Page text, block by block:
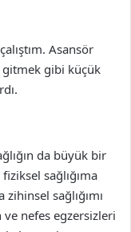
Asansör
gibi küçük
da büyük bir
sağlığıma
sağlığımı
nefes egzersizleri